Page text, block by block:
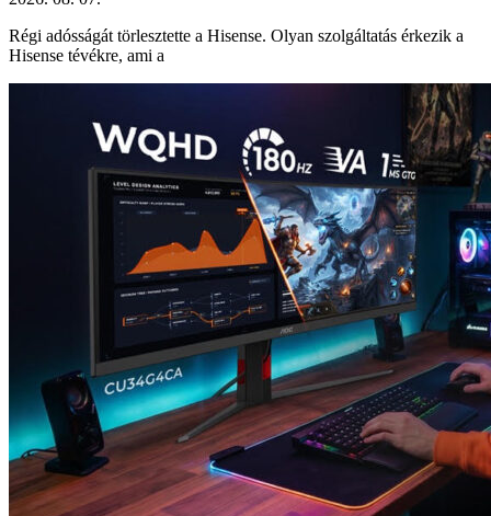
Régi adósságát törlesztette a Hisense. Olyan szolgáltatás érkezik a
Hisense tévékre, ami a